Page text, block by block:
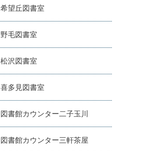
希望丘図書室
野毛図書室
松沢図書室
喜多見図書室
図書館カウンター二子玉川
図書館カウンター三軒茶屋